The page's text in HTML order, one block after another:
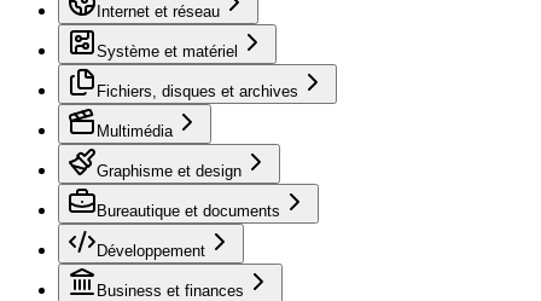
Internet et réseau
Système et matériel
Fichiers, disques et archives
Multimédia
Graphisme et design
Bureautique et documents
Développement
Business et finances